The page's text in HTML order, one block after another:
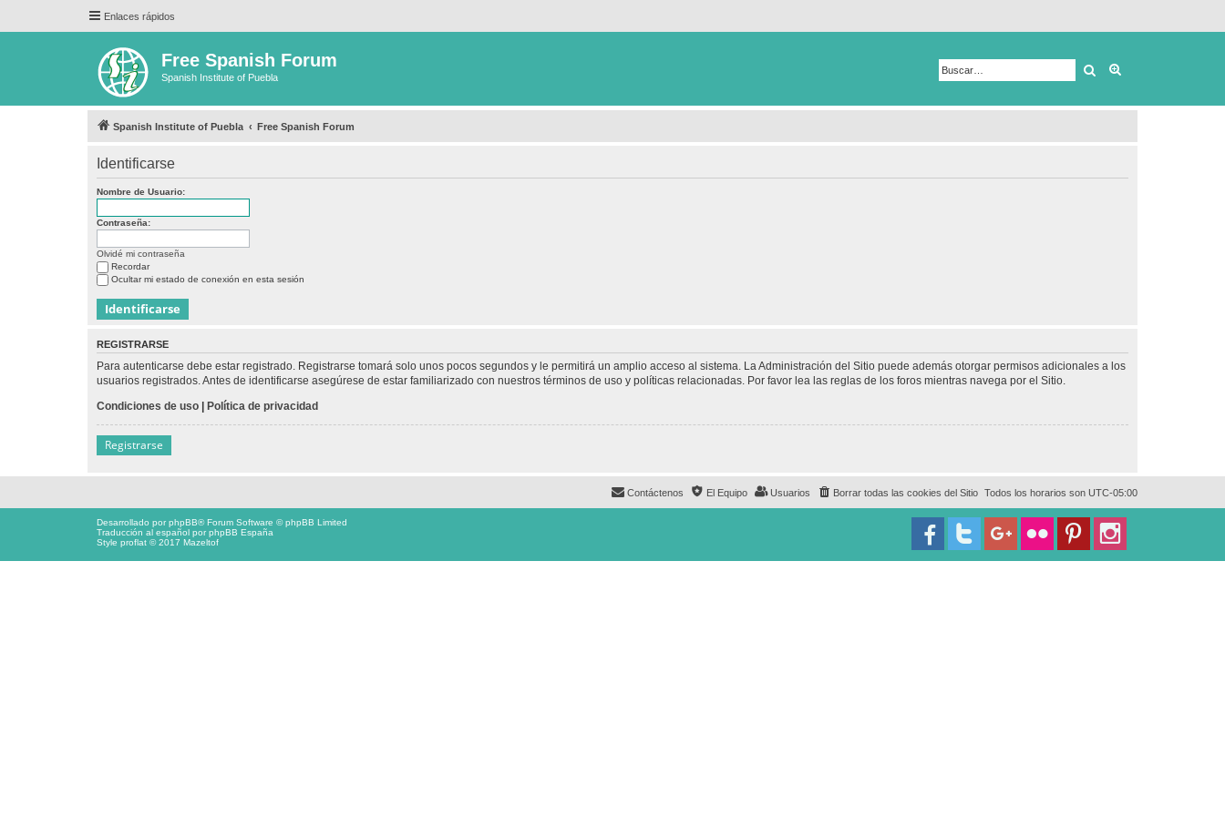
Enlaces rápidos
Free Spanish Forum
Spanish Institute of Puebla Buscar
Spanish Institute of Puebla Free Spanish Forum
Identificarse
Nombre de Usuario:
Contraseña:
Olvidé mi contraseña
Recordar
Ocultar mi estado de conexión en esta sesión
REGISTRARSE
Para autenticarse debe estar registrado. Registrarse tomará solo unos pocos segundos y le permitirá un amplio acceso al sistema. La Administración del Sitio puede además otorgar permisos adicionales a los
usuarios registrados. Antes de identificarse asegúrese de estar familiarizado con nuestros términos de uso y políticas relacionadas. Por favor lea las reglas de los foros mientras navega por el Sitio.
Condiciones de uso | Política de privacidad
Registrarse
Todos los horarios son UTC-05:00
Borrar todas las cookies del Sitio
Usuarios
El Equipo
Contáctenos
Desarrollado porphpBB® Forum Software © phpBB Limited
Traducción al español porphpBB España
Style proflat © 2017 Mazeltof